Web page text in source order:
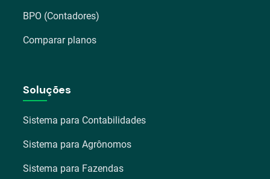
BPO (Contadores)
Comparar planos
Soluções
Sistema para Contabilidades
Sistema para Agrônomos
Sistema para Fazendas